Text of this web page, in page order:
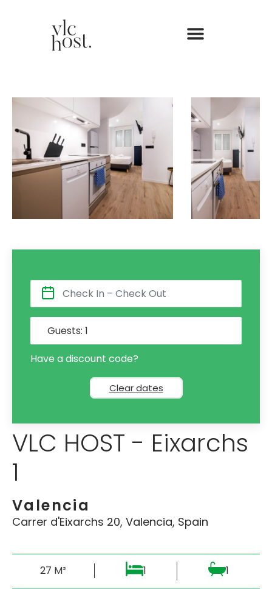
VLC HOST - Eixarchs
1
Valencia
Carrer d'Eixarchs 20, Valencia, Spain
27 M² 1 1
Guests: 1
Have a discount code?
Clear dates